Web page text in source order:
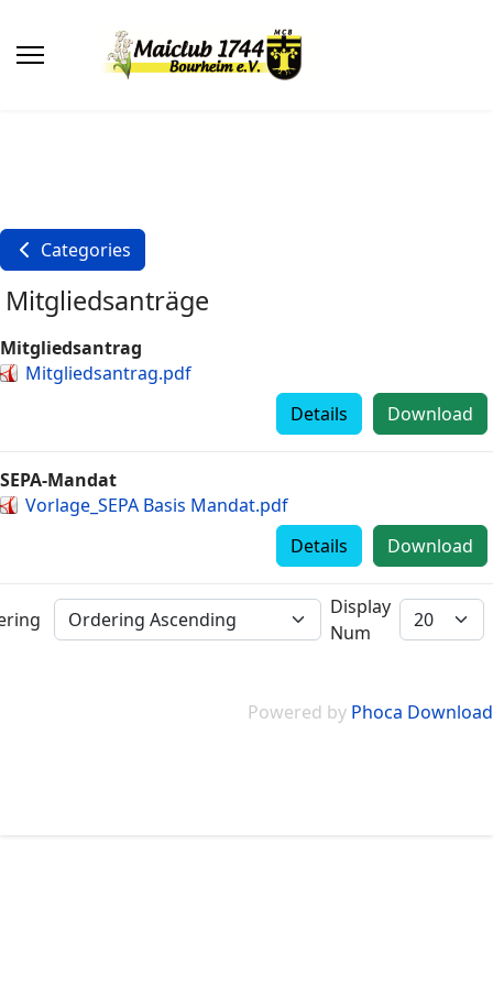
Categories
Mitgliedsanträge
Mitgliedsantrag
Mitgliedsantrag.pdf
Download
Details
SEPA-Mandat
Vorlage_SEPA Basis Mandat.pdf
Download
Details
Display
Num
Powered by Phoca Download